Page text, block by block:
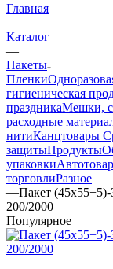
Главная
—
Каталог
—
Пакеты
Пленки
гигиеническая
праздникаМешки,
расходные
нитиКанцтовары
защитыПродукты
упаковки
торговлиРазное
—Пакет
200/2000
Популярное